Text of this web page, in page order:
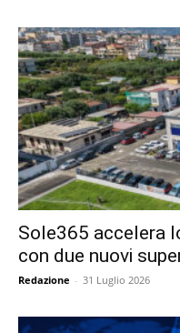
Sole365 accelera
con due nuovi
Redazione - 31 Luglio 2026